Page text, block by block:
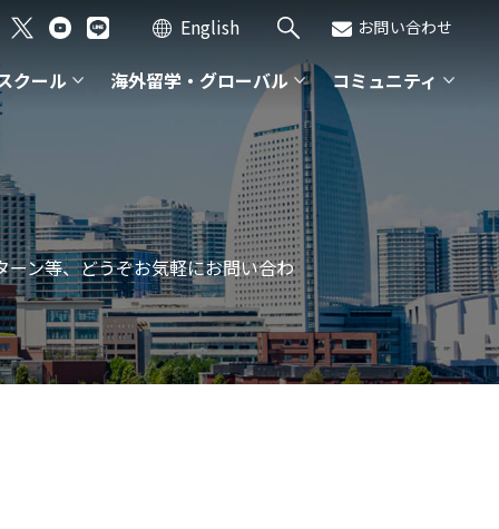
English お問い合わせ
クール 海外留学・グローバル コミュニティ
ン等、どうぞお気軽にお問い合わ